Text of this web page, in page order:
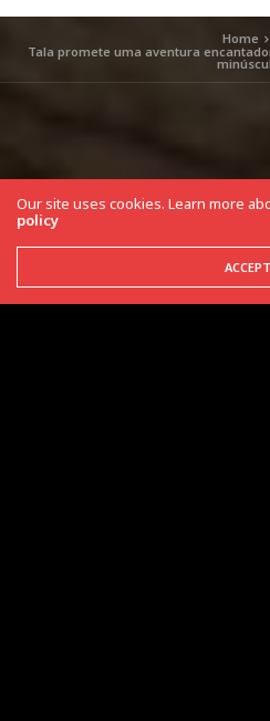
Home
Tala promete uma aventura
Our site uses cookies. Learn more
policy
ACCEPT